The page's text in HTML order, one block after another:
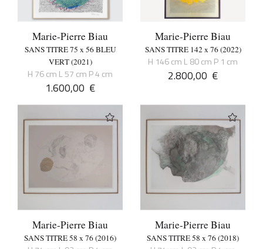
Marie-Pierre Biau
SANS TITRE 75 x 56 BLEU
VERT (2021)
H 76 cm L 57 cm P 4 cm
1.600,00 €
Marie-Pierre Biau
SANS TITRE 142 x 76 (2022)
H 146 cm L 80 cm P 1 cm
2.800,00 €
Marie-Pierre Biau
SANS TITRE 58 x 76 (2016)
Marie-Pierre Biau
SANS TITRE 58 x 76 (2018)